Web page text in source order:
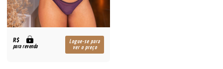
R$
para revenda
Logue-se para
ver o preço